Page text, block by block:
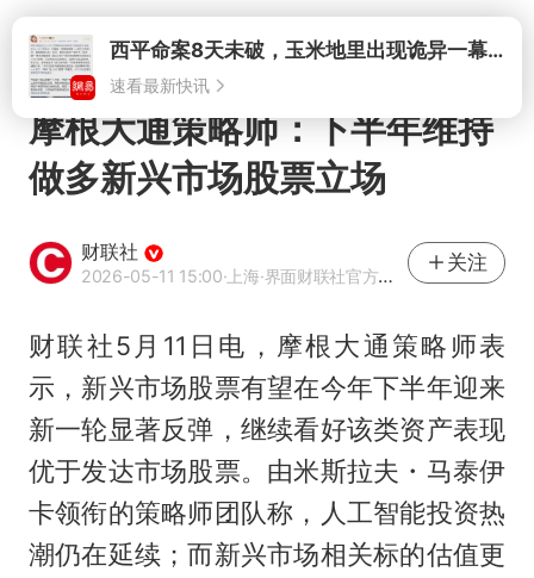
打开西平命案8天未破，玉米地里出现诡异一幕，我突然想起了欧金中
速看最新快讯
摩根大通策略师：下半年维持
做多新兴市场股票立场
财联社
2026-05-11 15:00·上海·界面财联社官方账号
关注
财联社5月11日电，摩根大通策略师表
示，新兴市场股票有望在今年下半年迎来
新一轮显著反弹，继续看好该类资产表现
优于发达市场股票。由米斯拉夫・马泰伊
卡领衔的策略师团队称，人工智能投资热
潮仍在延续；而新兴市场相关标的估值更